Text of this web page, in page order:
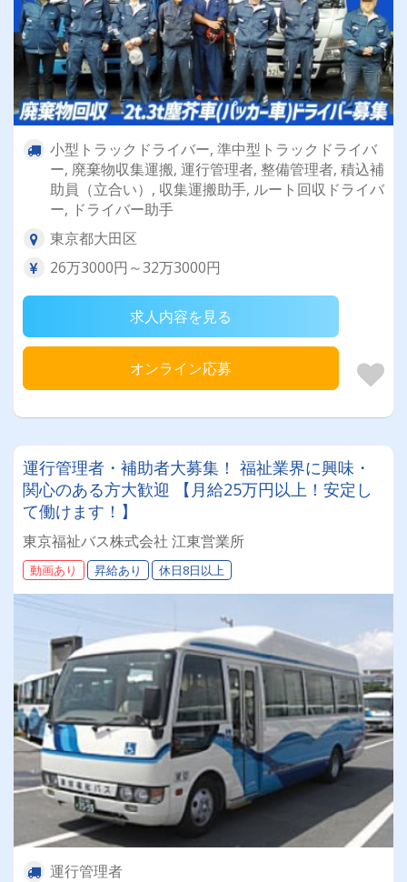
小型トラックドライバー, 準中型トラックドライバ
ー, 廃棄物収集運搬, 運行管理者, 整備管理者, 積込補
助員（立合い）, 収集運搬助手, ルート回収ドライバ
ー, ドライバー助手
東京都大田区
26万3000円～32万3000円
求人内容を見る
オンライン応募
運行管理者・補助者大募集！ 福祉業界に興味・
関心のある方大歓迎 【月給25万円以上！安定し
て働けます！】
東京福祉バス株式会社 江東営業所
動画あり 昇給あり 休日8日以上
運行管理者